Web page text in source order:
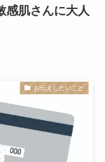
感肌さんに大人
お伝えしたいこと